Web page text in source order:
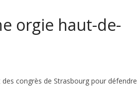
orgie haut-de-
congrès de Strasbourg pour défendre